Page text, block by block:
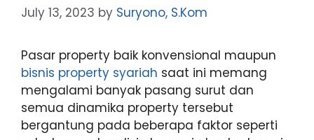
July 13, 2023 by Suryono, S.Kom
Pasar property baik konvensional maupun
bisnis property syariah saat ini memang
mengalami banyak pasang surut dan
semua dinamika property tersebut
bergantung pada beberapa faktor seperti